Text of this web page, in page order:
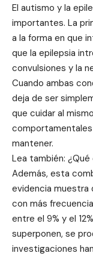
El autismo y la
importantes. La
a la forma en que
que la epilepsia
convulsiones y la
Cuando ambas
deja de ser
que cuidar al
comportamentales
mantener.
Lea también: ¿Qué
Además, esta
evidencia muestra
con más
entre el 9% y el
superponen, se
investigaciones